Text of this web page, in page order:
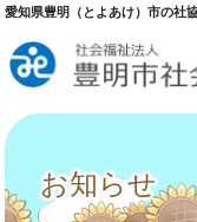
愛知県豊明（とよあけ）市の社
お知らせ